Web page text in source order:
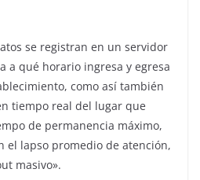
se registran en un servidor
a qué horario ingresa y egresa
como así también
tiempo real del lugar que
de permanencia máximo,
el lapso promedio de atención,
masivo».